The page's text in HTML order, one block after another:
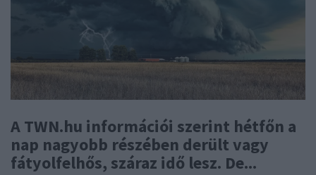
A TWN.hu információi szerint hétfőn a
nap nagyobb részében derült vagy
fátyolfelhős, száraz idő lesz. De...